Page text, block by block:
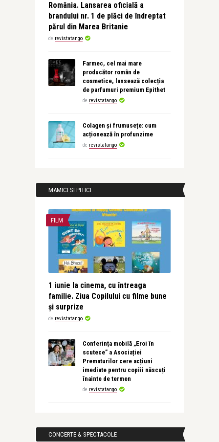
România. Lansarea oficială a
brandului nr. 1 de plăci de îndreptat
părul din Marea Britanie
de revistatango
Farmec, cel mai mare
producător român de
cosmetice, lansează colecția
de parfumuri premium Epithet
de revistatango
Colagen și frumusețe: cum
acționează în profunzime
de revistatango
MAMICI SI PITICI
FILM
1 iunie la cinema, cu întreaga
familie. Ziua Copilului cu filme bune
și surprize
de revistatango
Conferința mobilă „Eroi în
scutece” a Asociației
Prematurilor cere acțiuni
imediate pentru copiii născuți
înainte de termen
de revistatango
CONCERTE & SPECTACOLE